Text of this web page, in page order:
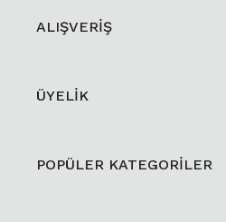
ALIŞVERİŞ
ÜYELİK
POPÜLER KATEGORİLER